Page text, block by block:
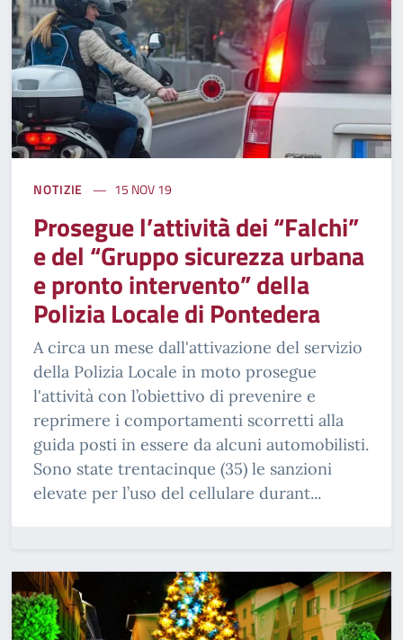
NOTIZIE 15 NOV 19
Prosegue l’attività dei “Falchi”
e del “Gruppo sicurezza urbana
e pronto intervento” della
Polizia Locale di Pontedera
A circa un mese dall'attivazione del servizio
della Polizia Locale in moto prosegue
l'attività con l’obiettivo di prevenire e
reprimere i comportamenti scorretti alla
guida posti in essere da alcuni automobilisti.
Sono state trentacinque (35) le sanzioni
elevate per l’uso del cellulare durant...